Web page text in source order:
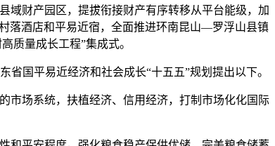
财产园区，提拔衔接财产有序转移从平台能级，加
落酒店和平易近宿，全面推进环南昆山—罗浮山县镇
质量成长工程”集成式。
国平易近经济和社会成长“十五五”规划提出以下。
场系统，扶植经济、信用经济，打制市场化化国际